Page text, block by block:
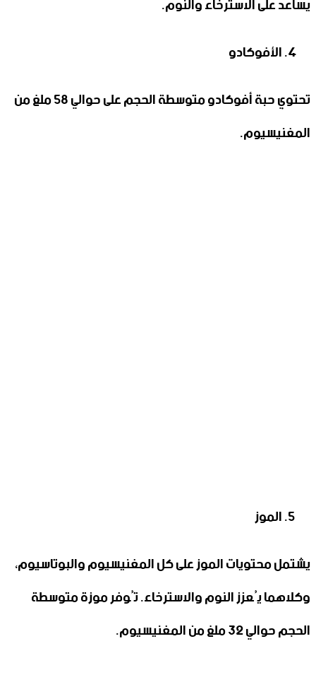
الأفوكادو
تحتوي حبة أفوكادو متوسطة الحجم على حوالي 58 ملغ من
المغنيسيوم.
الموز
يشتمل محتويات الموز على كل المغنيسيوم والبوتاسيوم،
وكلاهما يُعزز النوم والاسترخاء. تُوفر موزة متوسطة
الحجم حوالي 32 ملغ من المغنيسيوم.